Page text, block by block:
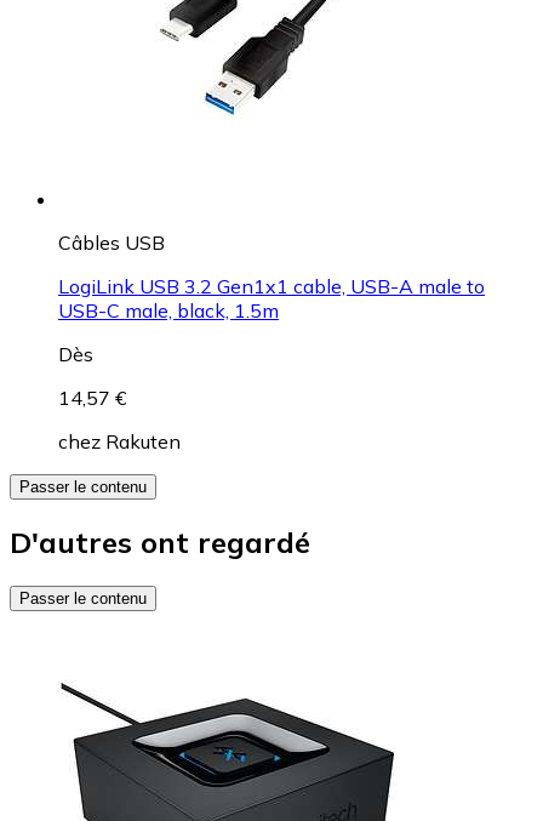
Câbles USB
LogiLink USB 3.2 Gen1x1 cable, USB-A male to
USB-C male, black, 1.5m
Dès
14,57 €
chez Rakuten
Passer le contenu
D'autres ont regardé
Passer le contenu